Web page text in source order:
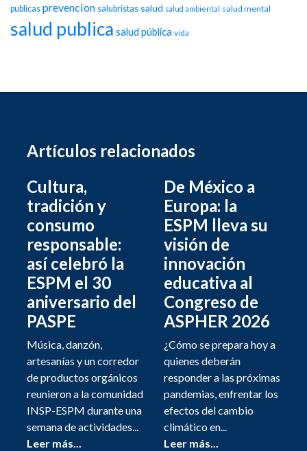
publicas prevencion salubristas salud salud ambiental salud mental
salud publica salud pública vida
Artículos relacionados
Cultura,
tradición y
consumo
responsable:
así celebró la
ESPM el 30
aniversario del
PASPE
Música, danzón,
artesanías y un corredor
de productos orgánicos
reunieron a la comunidad
INSP-ESPM durante una
semana de actividades...
Leer más...
De México a
Europa: la
ESPM lleva su
visión de
innovación
educativa al
Congreso de
ASPHER 2026
¿Cómo se prepara hoy a
quienes deberán
responder a las próximas
pandemias, enfrentar los
efectos del cambio
climático en...
Leer más...